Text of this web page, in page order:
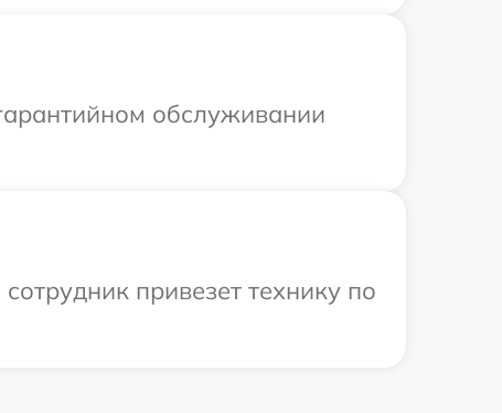
обслуживании
привезет технику по